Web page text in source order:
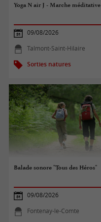
Yoga N air J - Marche méditative
09/08/2026
Talmont-Saint-Hilaire
Sorties natures
Balade sonore "Tous des Héros"
09/08/2026
Fontenay-le-Comte